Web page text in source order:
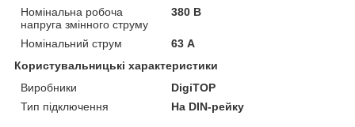
Номінальна робоча
напруга змінного струму
380 В
Номінальний струм
63 А
Користувальницькі характеристики
Виробники
DigiTOP
Тип підключення
На DIN-рейку